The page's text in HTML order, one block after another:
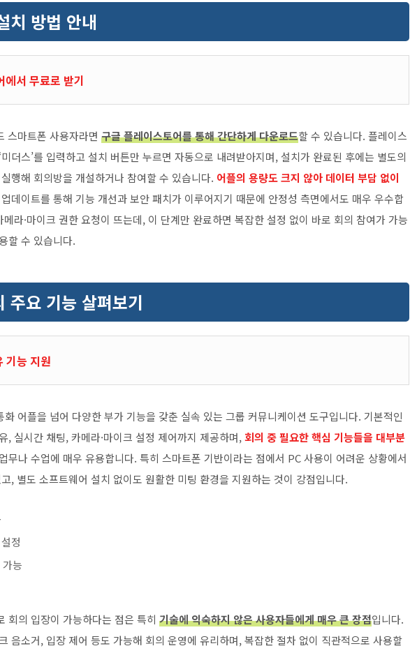
방법 안내
에서 무료로 받기
마트폰 사용자라면 구글 플레이스토어를 통해 간단하게 다운로드할 수 있습니다. 플레이스
더스’를 입력하고 설치 버튼만 누르면 자동으로 내려받아지며, 설치가 완료된 후에는 별도의
행해 회의방을 개설하거나 참여할 수 있습니다. 어플의 용량도 크지 않아 데이터 부담 없이
데이트를 통해 기능 개선과 보안 패치가 이루어지기 때문에 안정성 측면에서도 매우 우수합
라·마이크 권한 요청이 뜨는데, 이 단계만 완료하면 복잡한 설정 없이 바로 회의 참여가 가능
할 수 있습니다.
요 기능 살펴보기
기능 지원
어플을 넘어 다양한 부가 기능을 갖춘 실속 있는 그룹 커뮤니케이션 도구입니다. 기본적인
, 실시간 채팅, 카메라·마이크 설정 제어까지 제공하며,회의 중 필요한 핵심 기능들을 대부분
무나 수업에 매우 유용합니다. 특히 스마트폰 기반이라는 점에서 PC 사용이 어려운 상황에서
, 별도 소프트웨어 설치 없이도 원활한 미팅 환경을 지원하는 것이 강점입니다.
정
능
회의 입장이 가능하다는 점은 특히 기술에 익숙하지 않은 사용자들에게 매우 큰 장점입니다.
음소거, 입장 제어 등도 가능해 회의 운영에 유리하며, 복잡한 절차 없이 직관적으로 사용할